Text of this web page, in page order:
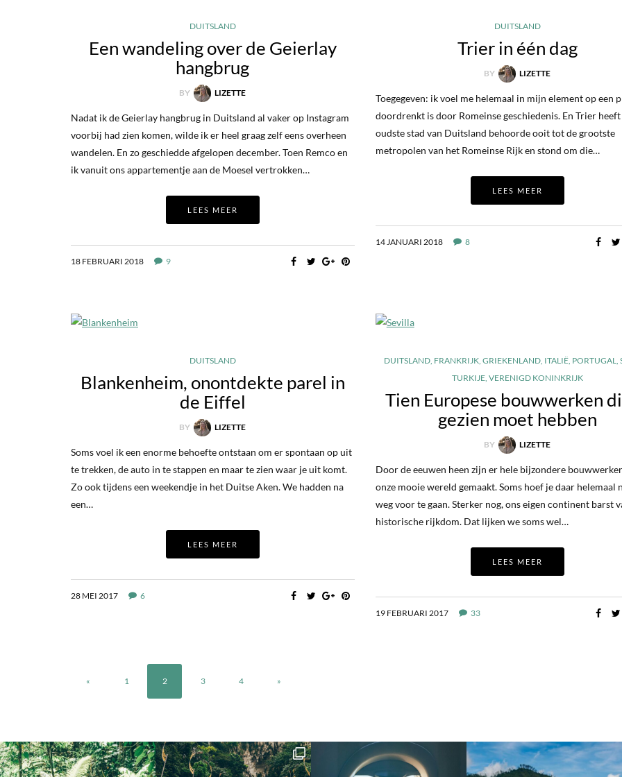
DUITSLAND
Een wandeling over de Geierlay
hangbrug
BY LIZETTE
Nadat ik de Geierlay hangbrug in Duitsland al vaker op Instagram
voorbij had zien komen, wilde ik er heel graag zelf eens overheen
wandelen. En zo geschiedde afgelopen december. Toen Remco en
ik vanuit ons appartementje aan de Moesel vertrokken…
LEES MEER
18 FEBRUARI 2018 9
DUITSLAND
Trier in één dag
BY LIZETTE
Toegegeven: ik voel me helemaal in mijn element op een
doordrenkt is door Romeinse geschiedenis. En Trier
oudste stad van Duitsland behoorde ooit tot de grootste
metropolen van het Romeinse Rijk en stond om die…
LEES MEER
14 JANUARI 2018 8
DUITSLAND
Blankenheim, onontdekte parel in
de Eiffel
BY LIZETTE
Soms voel ik een enorme behoefte ontstaan om er spontaan op uit
te trekken, de auto in te stappen en maar te zien waar je uit komt.
Zo ook tijdens een weekendje in het Duitse Aken. We hadden na
een…
LEES MEER
28 MEI 2017 6
DUITSLAND, FRANKRIJK,GRIEKENLAND, ITALIË, PORTUGAL,
TURKIJE, VERENIGD KONINKRIJK
Tien Europese bouwwerken
gezien moet hebben
BY LIZETTE
Door de eeuwen heen zijn er hele bijzondere
onze mooie wereld gemaakt. Soms hoef je daar helemaal
weg voor te gaan. Sterker nog, ons eigen continent barst
historische rijkdom. Dat lijken we soms wel…
LEES MEER
19 FEBRUARI 2017 33
« 1 2 3 4 »